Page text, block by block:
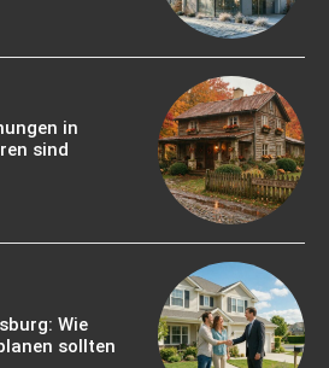
in
sind
Wie
sollten